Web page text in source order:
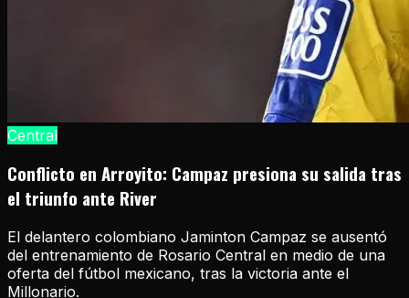
Central
Conflicto en Arroyito: Campaz presiona su salida tras
el triunfo ante River
El delantero colombiano Jaminton Campaz se ausentó
del entrenamiento de Rosario Central en medio de una
oferta del fútbol mexicano, tras la victoria ante el
Millonario.